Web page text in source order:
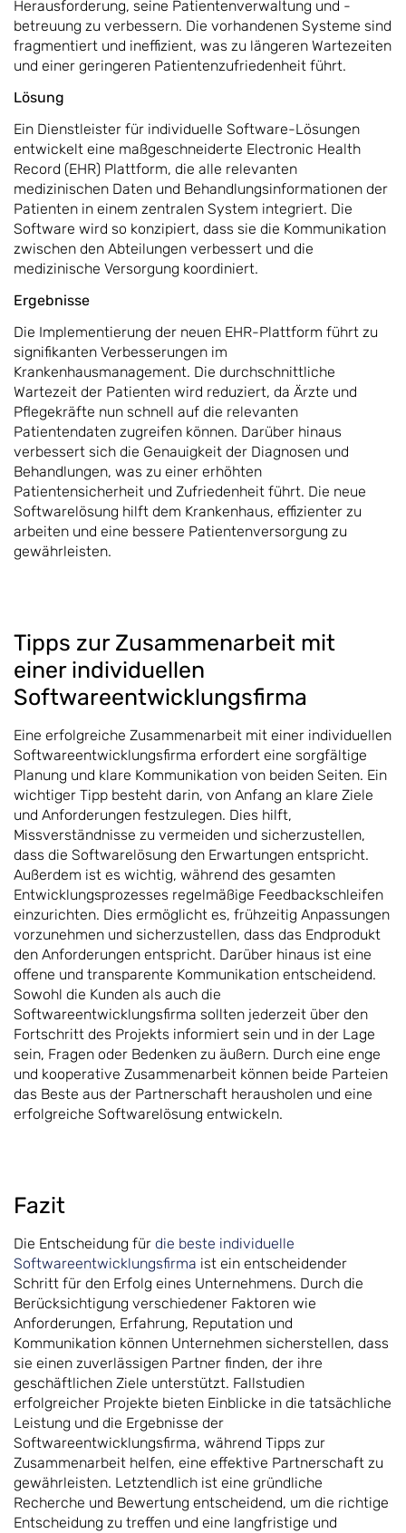
Herausforderung, seine Patientenverwaltung und -
betreuung zu verbessern. Die vorhandenen Systeme sind
fragmentiert und ineffizient, was zu längeren Wartezeiten
und einer geringeren Patientenzufriedenheit führt.
Lösung
Ein Dienstleister für individuelle Software-Lösungen
entwickelt eine maßgeschneiderte Electronic Health
Record (EHR) Plattform, die alle relevanten
medizinischen Daten und Behandlungsinformationen der
Patienten in einem zentralen System integriert. Die
Software wird so konzipiert, dass sie die Kommunikation
zwischen den Abteilungen verbessert und die
medizinische Versorgung koordiniert.
Ergebnisse
Die Implementierung der neuen EHR-Plattform führt zu
signifikanten Verbesserungen im
Krankenhausmanagement. Die durchschnittliche
Wartezeit der Patienten wird reduziert, da Ärzte und
Pflegekräfte nun schnell auf die relevanten
Patientendaten zugreifen können. Darüber hinaus
verbessert sich die Genauigkeit der Diagnosen und
Behandlungen, was zu einer erhöhten
Patientensicherheit und Zufriedenheit führt. Die neue
Softwarelösung hilft dem Krankenhaus, effizienter zu
arbeiten und eine bessere Patientenversorgung zu
gewährleisten.
Tipps zur Zusammenarbeit mit
einer individuellen
Softwareentwicklungsfirma
Eine erfolgreiche Zusammenarbeit mit einer individuellen
Softwareentwicklungsfirma erfordert eine sorgfältige
Planung und klare Kommunikation von beiden Seiten. Ein
wichtiger Tipp besteht darin, von Anfang an klare Ziele
und Anforderungen festzulegen. Dies hilft,
Missverständnisse zu vermeiden und sicherzustellen,
dass die Softwarelösung den Erwartungen entspricht.
Außerdem ist es wichtig, während des gesamten
Entwicklungsprozesses regelmäßige Feedbackschleifen
einzurichten. Dies ermöglicht es, frühzeitig Anpassungen
vorzunehmen und sicherzustellen, dass das Endprodukt
den Anforderungen entspricht. Darüber hinaus ist eine
offene und transparente Kommunikation entscheidend.
Sowohl die Kunden als auch die
Softwareentwicklungsfirma sollten jederzeit über den
Fortschritt des Projekts informiert sein und in der Lage
sein, Fragen oder Bedenken zu äußern. Durch eine enge
und kooperative Zusammenarbeit können beide Parteien
das Beste aus der Partnerschaft herausholen und eine
erfolgreiche Softwarelösung entwickeln.
Fazit
Die Entscheidung für die beste individuelle
Softwareentwicklungsfirma ist ein entscheidender
Schritt für den Erfolg eines Unternehmens. Durch die
Berücksichtigung verschiedener Faktoren wie
Anforderungen, Erfahrung, Reputation und
Kommunikation können Unternehmen sicherstellen, dass
sie einen zuverlässigen Partner finden, der ihre
geschäftlichen Ziele unterstützt. Fallstudien
erfolgreicher Projekte bieten Einblicke in die tatsächliche
Leistung und die Ergebnisse der
Softwareentwicklungsfirma, während Tipps zur
Zusammenarbeit helfen, eine effektive Partnerschaft zu
gewährleisten. Letztendlich ist eine gründliche
Recherche und Bewertung entscheidend, um die richtige
Entscheidung zu treffen und eine langfristige und